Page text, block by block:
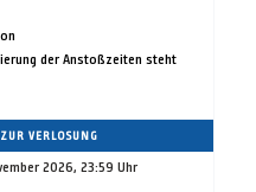
der Anstoßzeiten steht
VERLOSUNG
2026, 23:59 Uhr